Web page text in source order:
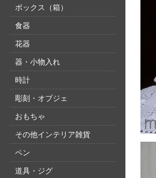
ボックス（箱）
食器
花器
器・小物入れ
時計
彫刻・オブジェ
おもちゃ
その他インテリア雑貨
ペン
道具・ジグ